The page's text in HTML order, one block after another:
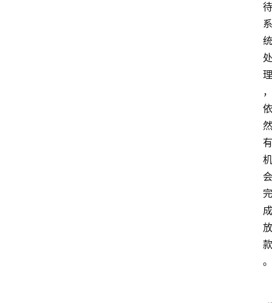
待
系
统
处
理
，
依
然
有
机
会
完
成
放
款
。